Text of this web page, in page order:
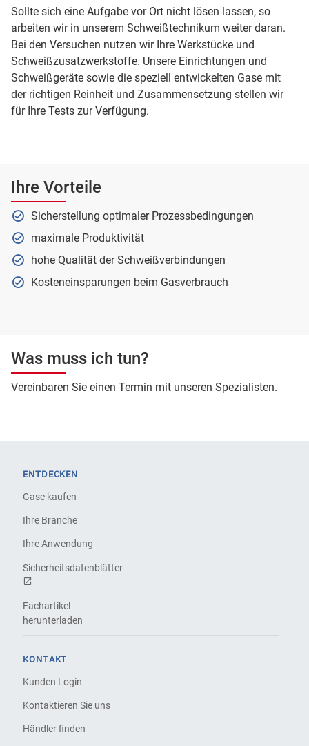
Sollte sich eine Aufgabe vor Ort nicht lösen lassen, so
arbeiten wir in unserem Schweißtechnikum weiter daran.
Bei den Versuchen nutzen wir Ihre Werkstücke und
Schweißzusatzwerkstoffe. Unsere Einrichtungen und
Schweißgeräte sowie die speziell entwickelten Gase mit
der richtigen Reinheit und Zusammensetzung stellen wir
für Ihre Tests zur Verfügung.
Ihre Vorteile
Sicherstellung optimaler Prozessbedingungen
maximale Produktivität
hohe Qualität der Schweißverbindungen
Kosteneinsparungen beim Gasverbrauch
Was muss ich tun?
Vereinbaren Sie einen Termin mit unseren Spezialisten.
ENTDECKEN
Gase kaufen
Ihre Branche
Ihre Anwendung
Sicherheitsdatenblätter
Fachartikel
herunterladen
KONTAKT
Kunden Login
Kontaktieren Sie uns
Händler finden